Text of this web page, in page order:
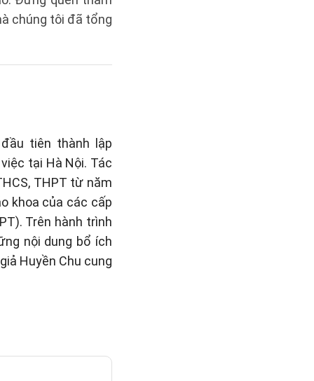
chúng tôi đã tổng
tiên thành lập
tại Hà Nội. Tác
THPT từ năm
khoa của các cấp
Trên hành trình
nội dung bổ ích
Huyền Chu cung